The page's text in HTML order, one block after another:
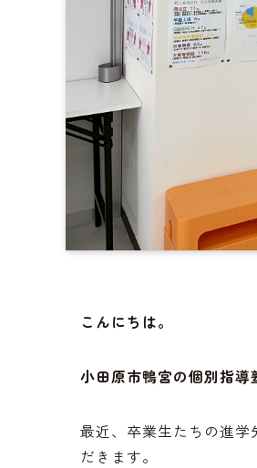
こんにちは。
小田原市鴨宮の個別指導
最近、卒業生たちの進
だきます。